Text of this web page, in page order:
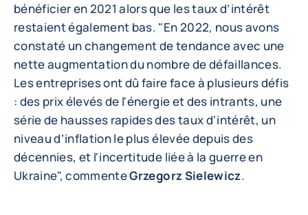
bénéficier en 2021 alors que les taux d’intérêt
restaient également bas. "En 2022, nous avons
constaté un changement de tendance avec une
nette augmentation du nombre de défaillances.
Les entreprises ont dû faire face à plusieurs défis
: des prix élevés de l'énergie et des intrants, une
série de hausses rapides des taux d'intérêt, un
niveau d’inflation le plus élevée depuis des
décennies, et l'incertitude liée à la guerre en
Ukraine", commenteGrzegorz Sielewicz.